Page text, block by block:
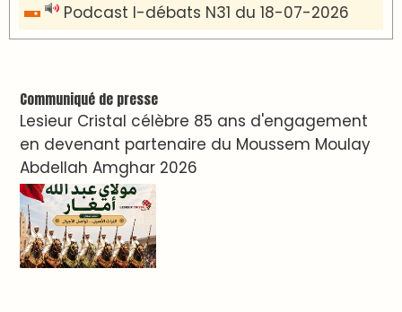
Podcast I-débats N31 du 18-07-2026
Communiqué de presse
Lesieur Cristal célèbre 85 ans d'engagement
en devenant partenaire du Moussem Moulay
Abdellah Amghar 2026